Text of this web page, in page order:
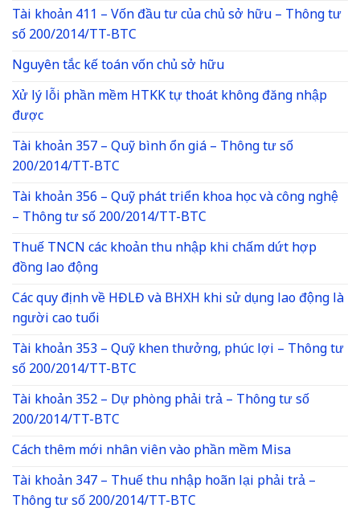
Tài khoản 411 – Vốn đầu tư của chủ sở hữu – Thông tư
số 200/2014/TT-BTC
Nguyên tắc kế toán vốn chủ sở hữu
Xử lý lỗi phần mềm HTKK tự thoát không đăng nhập
được
Tài khoản 357 – Quỹ bình ổn giá – Thông tư số
200/2014/TT-BTC
Tài khoản 356 – Quỹ phát triển khoa học và công nghệ
– Thông tư số 200/2014/TT-BTC
Thuế TNCN các khoản thu nhập khi chấm dứt hợp
đồng lao động
Các quy định về HĐLĐ và BHXH khi sử dụng lao động là
người cao tuổi
Tài khoản 353 – Quỹ khen thưởng, phúc lợi – Thông tư
số 200/2014/TT-BTC
Tài khoản 352 – Dự phòng phải trả – Thông tư số
200/2014/TT-BTC
Cách thêm mới nhân viên vào phần mềm Misa
Tài khoản 347 – Thuế thu nhập hoãn lại phải trả –
Thông tư số 200/2014/TT-BTC